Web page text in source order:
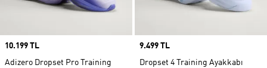
Price
10.199 TL
Adizero Dropset Pro Training
Price
9.499 TL
Dropset 4 Training Ayakkabı